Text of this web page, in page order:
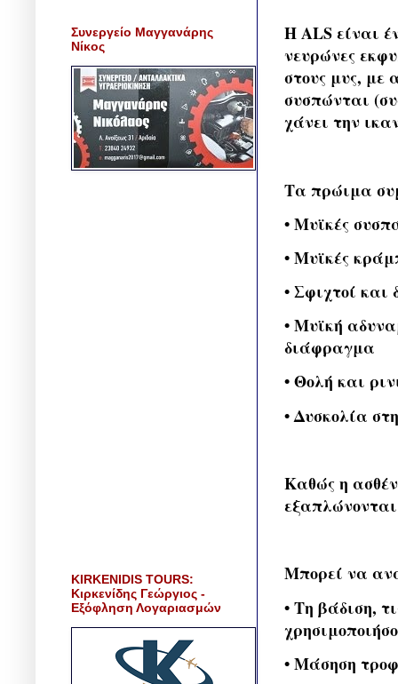
Η ALS είναι
νευρώνες
στους μυς, με
συσπώνται
χάνει την
Τα πρώιμα
• Μυϊκές
• Μυϊκές
• Σφιχτοί
• Μυϊκή
διάφραγμα
• Θολή και
• Δυσκολία
Καθώς η
Μπορεί να
• Τη βάδιση,
• Μάσηση
Συνεργείο Μαγγανάρης
Νίκος
KIRKENIDIS TOURS:
Κιρκενίδης Γεώργιος -
Εξόφληση Λογαριασμών